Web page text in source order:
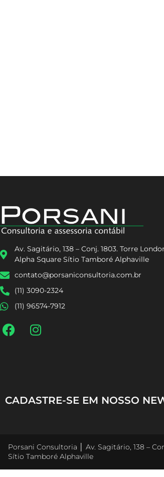
Av. Sagitário, 138 – Conj. 1803. Torre
Alpha Square Sítio Tamboré Alphaville
contato@porsaniconsultoria.com.br
(11) 3090-2324
(11) 96574-7912
CADASTRE-SE EM NOSSO
Porsani Consultoria │ Av. Sagitário, 138 –
Sítio Tamboré Alphaville